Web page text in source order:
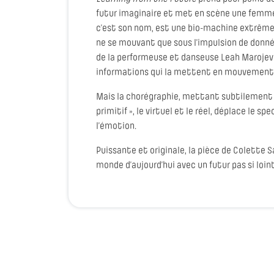
futur imaginaire et met en scène une
c’est son nom, est une bio-machine
ne se mouvant que sous l’impulsion de
de la performeuse et danseuse Leah
informations qui la mettent en
Mais la chorégraphie, mettant subtilement
primitif », le virtuel et le réel, déplace le
l’émotion.
Puissante et originale, la pièce de Colette
monde d’aujourd’hui avec un futur pas si